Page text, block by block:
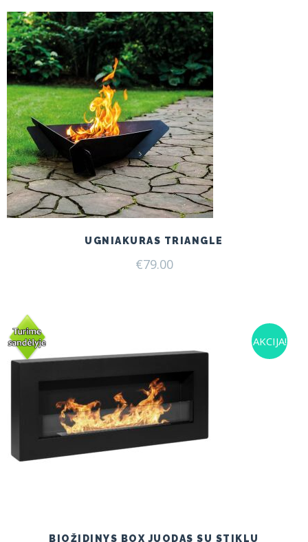
UGNIAKURAS TRIANGLE
€79.00
AKCIJA!
BIOŽIDINYS BOX JUODAS SU STIKLU